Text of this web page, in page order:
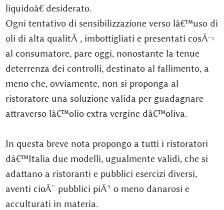
liquidoâ€ desiderato.
Ogni tentativo di sensibilizzazione verso lâ€™uso di
oli di alta qualitÃ , imbottigliati e presentati cosÃ¬
al consumatore, pare oggi, nonostante la tenue
deterrenza dei controlli, destinato al fallimento, a
meno che, ovviamente, non si proponga al
ristoratore una soluzione valida per guadagnare
attraverso lâ€™olio extra vergine dâ€™oliva.
In questa breve nota propongo a tutti i ristoratori
dâ€™Italia due modelli, ugualmente validi, che si
adattano a ristoranti e pubblici esercizi diversi,
aventi cioÃ¨ pubblici piÃ¹ o meno danarosi e
acculturati in materia.